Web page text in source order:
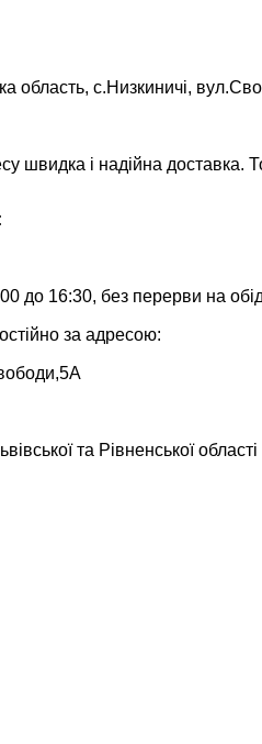
область, с.Низкиничі,
швидка і надійна
до 16:30, без перерви на
за адресою:
та Рівненської